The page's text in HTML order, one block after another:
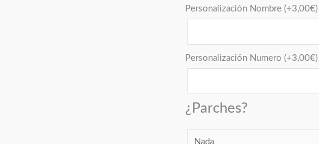
Personalización Nombre (+3,00€)
Personalización Numero (+3,00€)
¿Parches?